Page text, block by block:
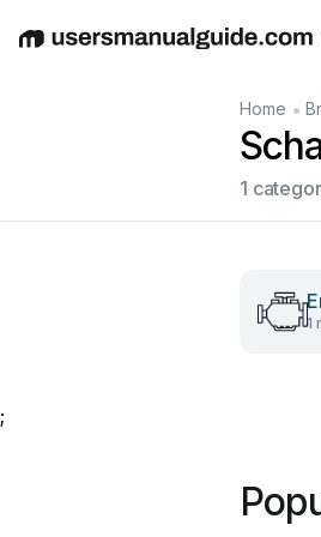
EnglishDeutschEspañolItaliano
Home •
1
1
;